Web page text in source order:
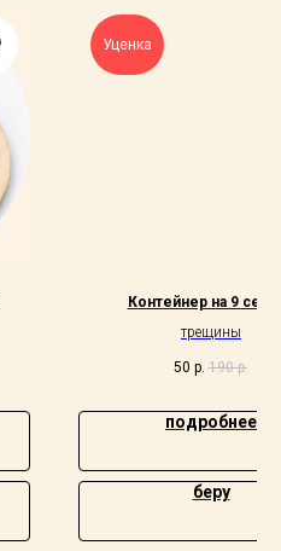
Уценка
Контейнер на 9
трещины
50 р. 190 р.
подробнее
беру